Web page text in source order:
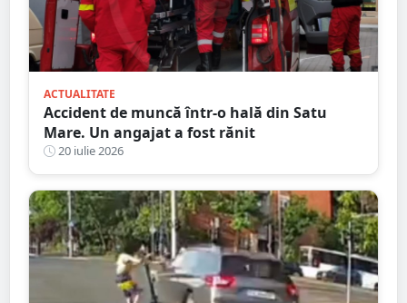
ACTUALITATE
Accident de muncă într-o hală din Satu
Mare. Un angajat a fost rănit
20 iulie 2026